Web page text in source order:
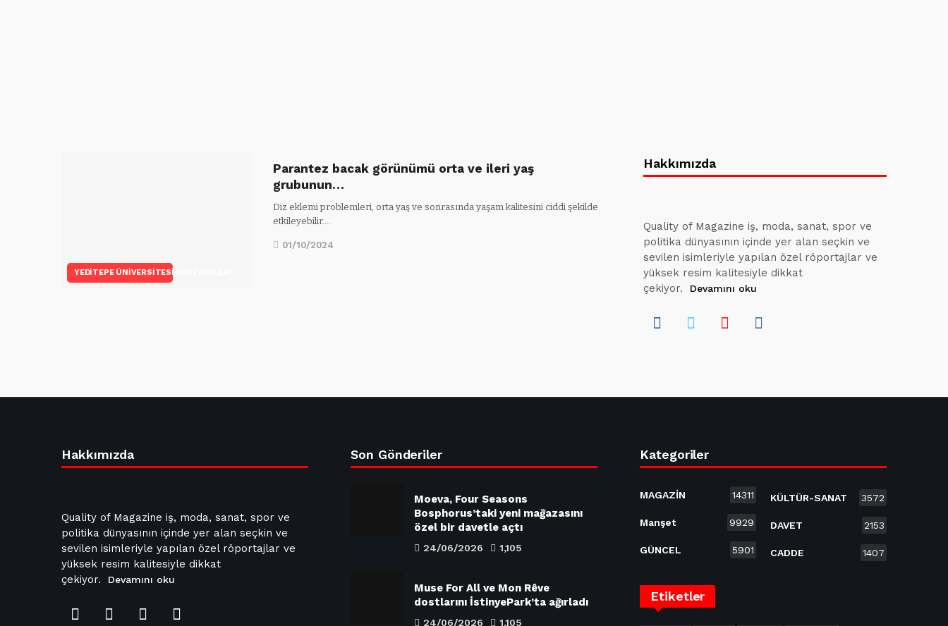
YEDITEPE ÜNIVERSITESI HASTANELERI
Parantez bacak görünümü orta ve ileri yaş
grubunun…
Diz eklemi problemleri, orta yaş ve sonrasında yaşam kalitesini ciddi şekilde
etkileyebilir.…
01/10/2024
Hakkımızda
Quality of Magazine iş, moda, sanat, spor ve
politika dünyasının içinde yer alan seçkin ve
sevilen isimleriyle yapılan özel röportajlar ve
yüksek resim kalitesiyle dikkat
çekiyor.
Devamını oku
Hakkımızda
Quality of Magazine iş, moda, sanat, spor ve
politika dünyasının içinde yer alan seçkin ve
sevilen isimleriyle yapılan özel röportajlar ve
yüksek resim kalitesiyle dikkat
çekiyor.
Devamını oku
Son Gönderiler
Moeva, Four Seasons
Bosphorus’taki yeni mağazasını
özel bir davetle açtı
24/06/2026 1,105
Muse For All ve Mon Rêve
dostlarını İstinyePark’ta ağırladı
24/06/2026 1,105
Kategoriler
MAGAZİN 14311
Manşet 9929
GÜNCEL 5901
KÜLTÜR-SANAT 3572
DAVET 2153
CADDE 1407
Etiketler